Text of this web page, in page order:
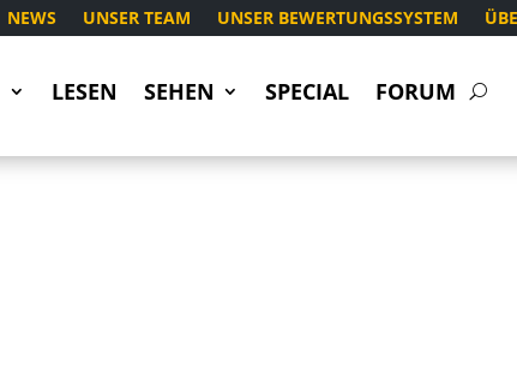
NEWS UNSER TEAM UNSER BEWERTUNGSSYSTEM
LESEN SEHEN SPECIAL FORUM